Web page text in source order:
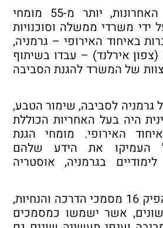
במהלך השנתיים האחרונות, יותר מ-55 מומחי
ידי משרדי ממשלה וסוכנויות
באיחוד האירופי – גרמניה,
(צפון אירלנד) – עבדו בשיתוף
של המשרד להגנת הסביבה
לסביבה, שימור הטבע,
היה בעל האחריות הכוללת
האירופי. מומחי הגנת
העמיקו את הידע שלהם
בגרמניה, אוסטריה
פרויקט הטווינינג הפיק 16 מסמכי הדרכה והנחיות,
שונים, אשר ישמשו כמסמכים